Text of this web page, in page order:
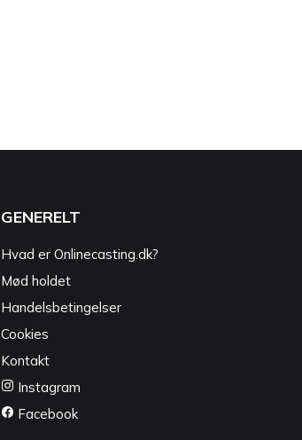
GENERELT
Hvad er Onlinecasting.dk?
Mød holdet
Handelsbetingelser
Cookies
Kontakt
Instagram
Facebook